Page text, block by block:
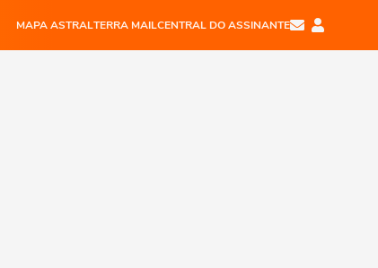
MAPA ASTRALTERRA MAILCENTRAL DO ASSINANTE